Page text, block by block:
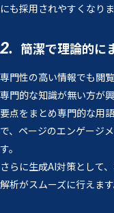
にも採用されやすくなりま
2. 簡潔で理論的に
専門性の高い情報でも閲
専門的な知識が無い方が
要点をまとめ専門的な用
で、ページのエンゲージ
す。
さらに生成AI対策として
解析がスムーズに行えます